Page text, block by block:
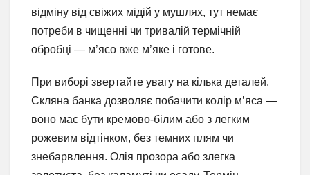
відміну від свіжих мідій у мушлях, тут немає
потреби в чищенні чи тривалій термічній
обробці — м’ясо вже м’яке і готове.
При виборі звертайте увагу на кілька деталей.
Скляна банка дозволяє побачити колір м’яса —
воно має бути кремово-білим або з легким
рожевим відтінком, без темних плям чи
знебарвлення. Олія прозора або злегка